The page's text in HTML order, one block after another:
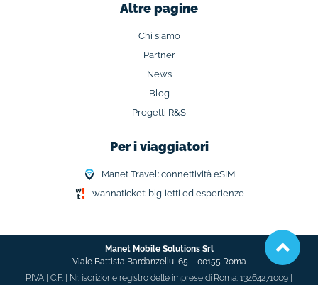
Altre pagine
Chi siamo
Partner
News
Blog
Progetti R&S
Per i viaggiatori
Manet Travel: connettività eSIM
wannaticket: biglietti ed esperienze
Manet Mobile Solutions Srl
Viale Battista Bardanzellu, 65 – 00155 Roma
P.IVA | C.F. | Nr. iscrizione registro delle imprese di Roma: 13464271009 |